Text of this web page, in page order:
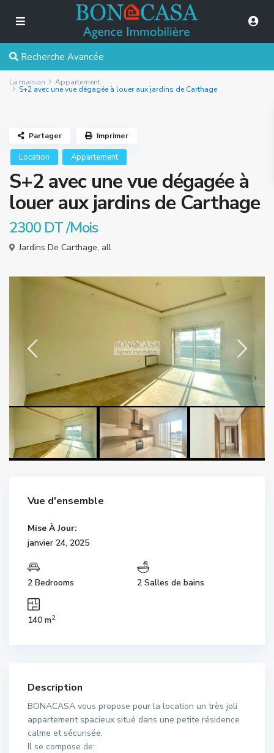
Recherche Avancée
La maison Appartement
S+2 avec une vue dégagée à louer aux jardins de Carthage
Location Appartement
S+2 avec une vue dégagée à
louer aux jardins de Carthage
2300 DT/Mois
Jardins De Carthage, all
Partager Imprimer
Vue d'ensemble
Mise À Jour:
janvier 24, 2025
2 Bedrooms 2 Salles de bains
140 m2
Description
BONACASA vous propose pour la location un très joli
appartement spacieux situé dans une petite résidence
calme et sécurisée.
Il se compose de: